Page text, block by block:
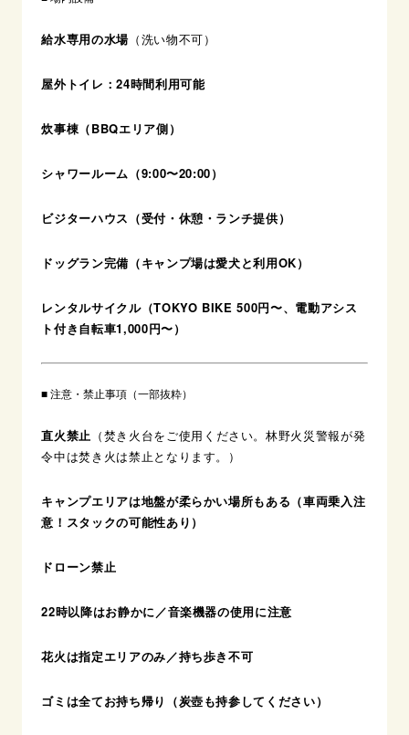
給水専用の水場（洗い物不可）
屋外トイレ：24時間利用可能
炊事棟（BBQエリア側）
シャワールーム（9:00〜20:00）
ビジターハウス（受付・休憩・ランチ提供）
ドッグラン完備（キャンプ場は愛犬と利用OK）
レンタルサイクル（TOKYO BIKE 500円〜、電動アシス
ト付き自転車1,000円〜）
■ 注意・禁止事項（一部抜粋）
直火禁止 （焚き火台をご使用ください。林野火災警報が発
令中は焚き火は禁止となります。）
キャンプエリアは地盤が柔らかい場所もある（車両乗入注
意！スタックの可能性あり）
ドローン禁止
22時以降はお静かに／音楽機器の使用に注意
花火は指定エリアのみ／持ち歩き不可
ゴミは全てお持ち帰り（炭壺も持参してください）